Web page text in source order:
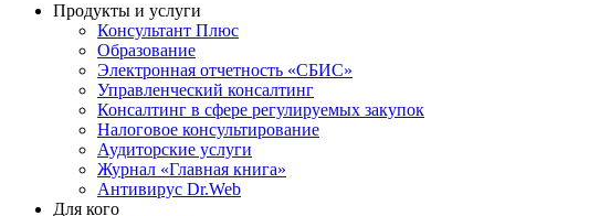
Продукты и услуги
Консультант Плюс
Образование
Электронная отчетность «СБИС»
Управленческий консалтинг
Консалтинг в сфере регулируемых закупок
Налоговое консультирование
Аудиторские услуги
Журнал «Главная книга»
Антивирус Dr.Web
Для кого